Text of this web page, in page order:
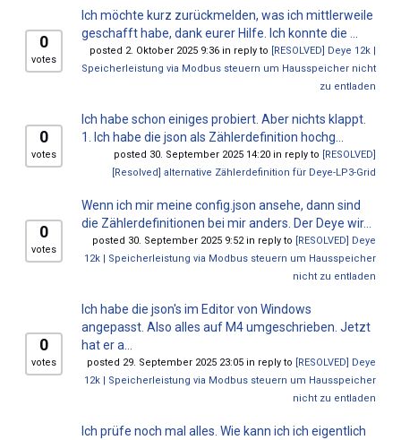
0
votes
Ich möchte kurz zurückmelden, was ich mittlerweile
geschafft habe, dank eurer Hilfe. Ich konnte die ...
posted 2. Oktober 2025 9:36 in reply to [RESOLVED] Deye 12k |
Speicherleistung via Modbus steuern um Hausspeicher nicht
zu entladen
0
votes
Ich habe schon einiges probiert. Aber nichts klappt.
1. Ich habe die json als Zählerdefinition hochg...
posted 30. September 2025 14:20 in reply to [RESOLVED]
[Resolved] alternative Zählerdefinition für Deye-LP3-Grid
0
votes
Wenn ich mir meine config.json ansehe, dann sind
die Zählerdefinitionen bei mir anders. Der Deye wir...
posted 30. September 2025 9:52 in reply to [RESOLVED] Deye
12k | Speicherleistung via Modbus steuern um Hausspeicher
nicht zu entladen
0
votes
Ich habe die json's im Editor von Windows
angepasst. Also alles auf M4 umgeschrieben. Jetzt
hat er a...
posted 29. September 2025 23:05 in reply to [RESOLVED] Deye
12k | Speicherleistung via Modbus steuern um Hausspeicher
nicht zu entladen
Ich prüfe noch mal alles. Wie kann ich ich eigentlich